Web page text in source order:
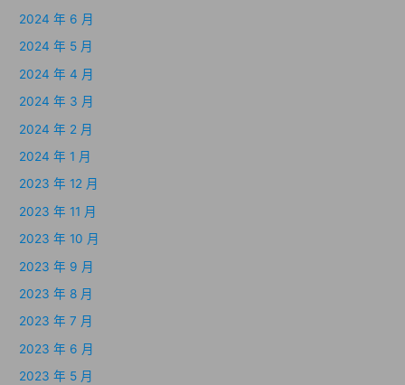
2024 年 6 月
2024 年 5 月
2024 年 4 月
2024 年 3 月
2024 年 2 月
2024 年 1 月
2023 年 12 月
2023 年 11 月
2023 年 10 月
2023 年 9 月
2023 年 8 月
2023 年 7 月
2023 年 6 月
2023 年 5 月